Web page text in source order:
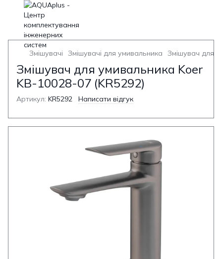
Змішувачі Змішувачі для умивальника Змішувач для
Змішувач для умивальника Koer
KB-10028-07 (KR5292)
Артикул: KR5292 Написати відгук